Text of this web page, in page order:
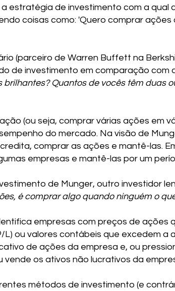
estratégia de investimento com a qual
coisas como: 'Quero comprar ações
(parceiro de Warren Buffett na
de investimento em comparação
brilhantes? Quantos de vocês têm duas
(ou seja, comprar várias ações em
do mercado. Na visão de
comprar as ações e mantê-las.
empresas e mantê-las por um
de Munger, outro investidor
é comprar algo quando ninguém o
empresas com preços de ações
ou valores contábeis que excedem a
de ações da empresa e, ou
os ativos não lucrativos da
métodos de investimento (e